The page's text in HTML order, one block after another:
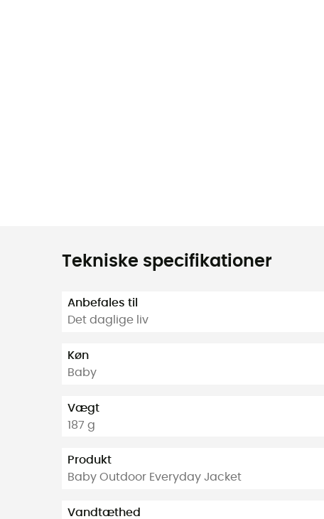
Tekniske specifikationer
Anbefales til
Det daglige liv
Køn
Baby
Vægt
187 g
Produkt
Baby Outdoor Everyday Jacket
Vandtæthed